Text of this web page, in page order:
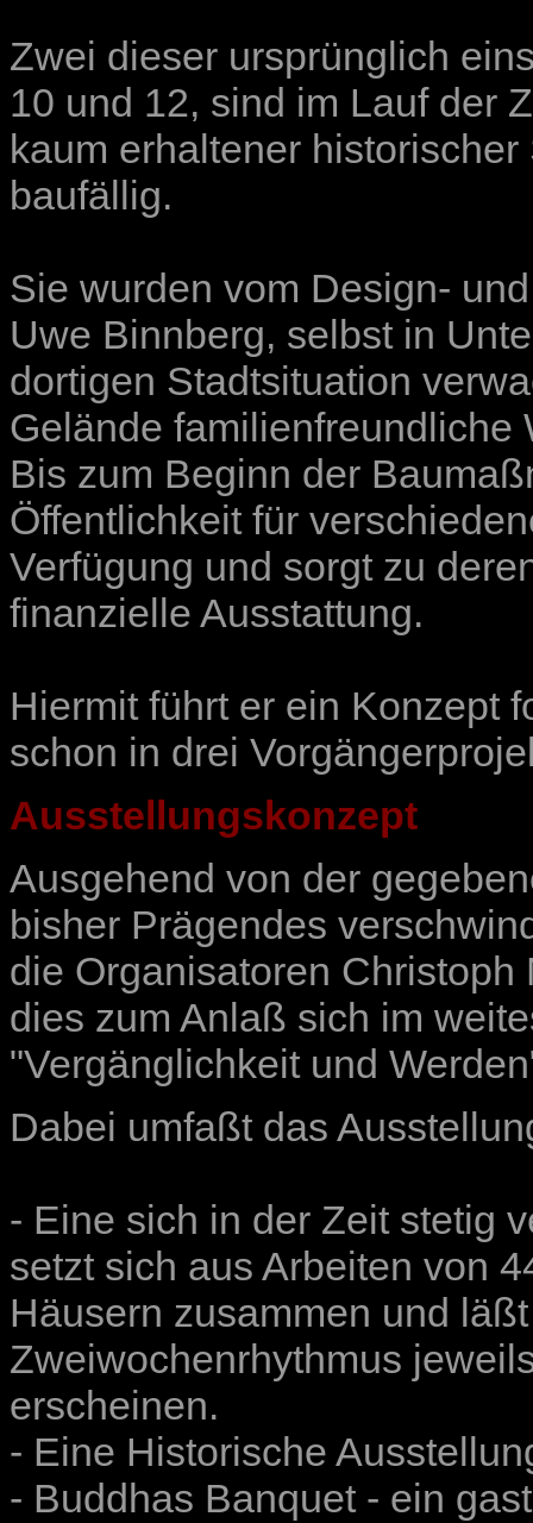
Zwei dieser ursprünglich
10 und 12, sind im Lauf der
kaum erhaltener
baufällig.
Sie wurden vom Design-
Uwe Binnberg, selbst in
dortigen Stadtsituation
Gelände familienfreundliche
Bis zum Beginn der
Öffentlichkeit für
Verfügung und sorgt zu
finanzielle Ausstattung.
Hiermit führt er ein Konzept
schon in drei
Ausstellungskonzept
Ausgehend von der
bisher Prägendes
die Organisatoren
dies zum Anlaß sich im
"Vergänglichkeit und
Dabei umfaßt das
- Eine sich in der Zeit stetig
setzt sich aus Arbeiten von
Häusern zusammen und
Zweiwochenrhythmus
erscheinen.
- Eine Historische
- Buddhas Banquet - ein